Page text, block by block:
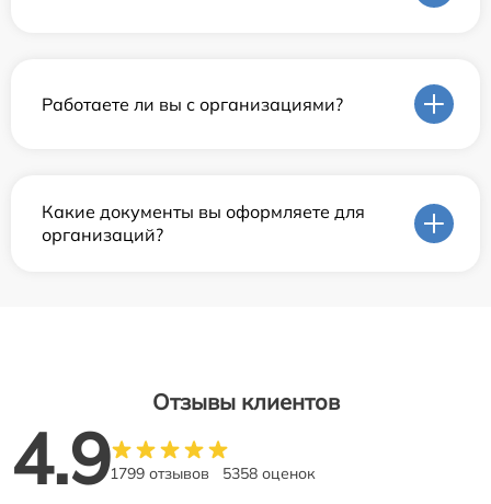
Работаете ли вы с организациями?
Какие документы вы оформляете для
организаций?
Отзывы клиентов
4.91799 отзывов 5358 оценок